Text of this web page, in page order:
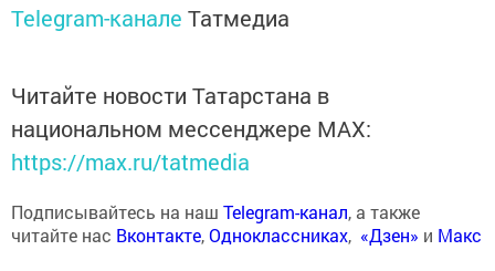
Telegram-канале Татмедиа
Читайте новости Татарстана в
национальном мессенджере MАХ:
https://max.ru/tatmedia
Подписывайтесь на наш Telegram-канал, а также
читайте нас Вконтакте,Одноклассниках, «Дзен» и Макс